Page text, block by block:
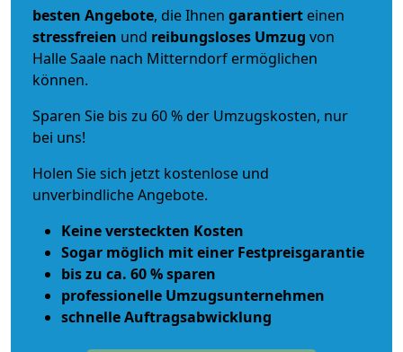
besten Angebote, die Ihnen garantiert einen
stressfreien und reibungsloses Umzug von
Halle Saale nach Mitterndorf ermöglichen
können.
Sparen Sie bis zu 60 % der Umzugskosten, nur
bei uns!
Holen Sie sich jetzt kostenlose und
unverbindliche Angebote.
Keine versteckten Kosten
Sogar möglich mit einer Festpreisgarantie
bis zu ca. 60 % sparen
professionelle Umzugsunternehmen
schnelle Auftragsabwicklung